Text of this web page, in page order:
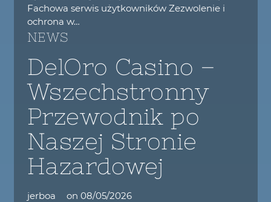
Fachowa serwis użytkowników Zezwolenie i
ochrona w…
NEWS
DelOro Casino –
Wszechstronny
Przewodnik po
Naszej Stronie
Hazardowej
jerboa on 08/05/2026